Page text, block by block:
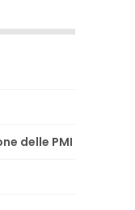
delle PMI